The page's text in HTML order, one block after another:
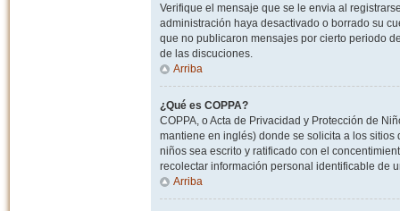
Verifique el mensaje que se le envia al
administración haya desactivado o borrado su
que no publicaron mensajes por cierto periodo
de las discuciones.
Arriba
¿Qué es COPPA?
COPPA, o Acta de Privacidad y Protección de
mantiene en inglés) donde se solicita a los
niños sea escrito y ratificado con el
recolectar información personal identificable de
Arriba